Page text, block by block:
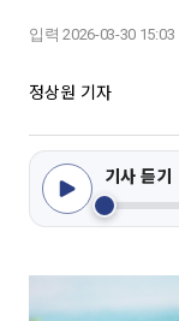
입력 2026-03-30 15:03
정상원 기자
기사 듣기